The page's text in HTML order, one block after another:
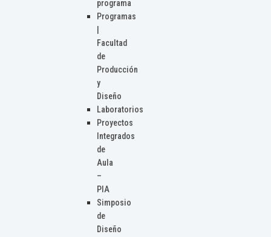
programa
Programas
Facultad
de
Producción
y
Diseño
Laboratorios
Proyectos
Integrados
de
Aula
–
PIA
Simposio
de
Diseño